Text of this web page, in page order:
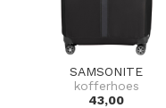
SAMSONITE
kofferhoes
43,00